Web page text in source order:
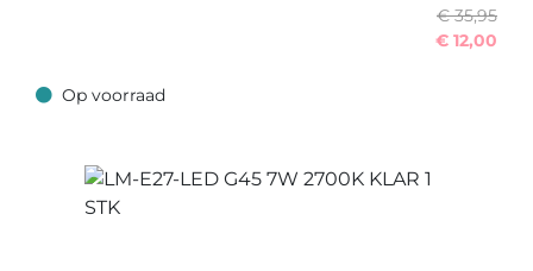
€ 35,95
€ 12,00
Op voorraad
Op voorraad